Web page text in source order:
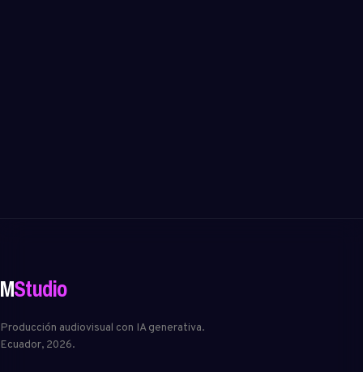
MStudio
Producción audiovisual con IA generativa.
Ecuador, 2026.